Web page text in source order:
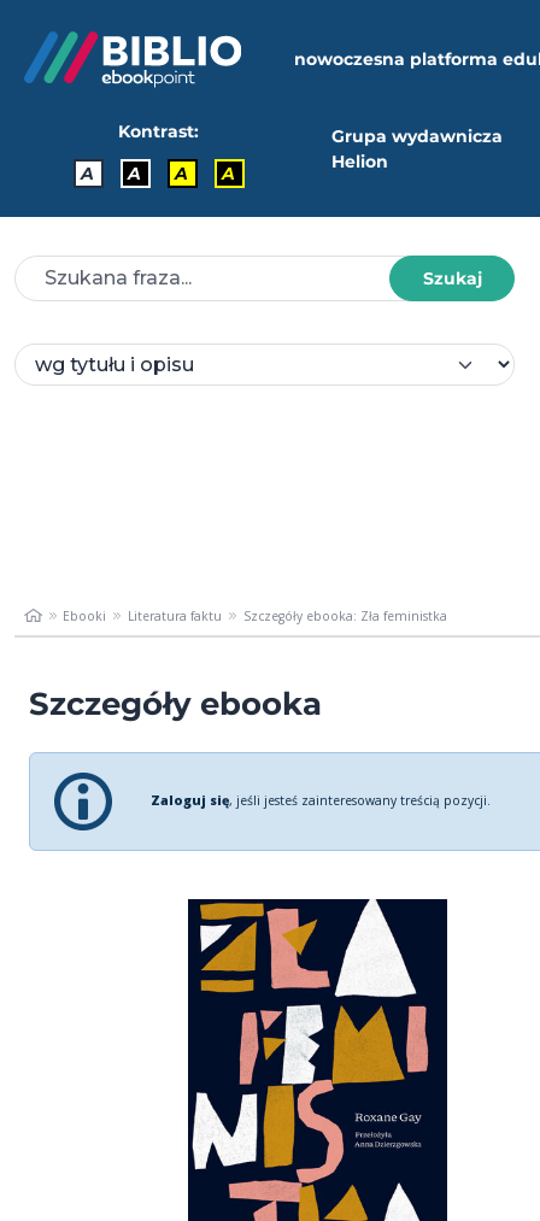
nowoczesna platforma
Kontrast:
A
A A A
Grupa wydawnicza
Helion
Szukaj
Ebooki Literatura faktu Szczegóły ebooka: Zła feministka
Szczegóły ebooka
Zaloguj się, jeśli jesteś zainteresowany treścią pozycji.